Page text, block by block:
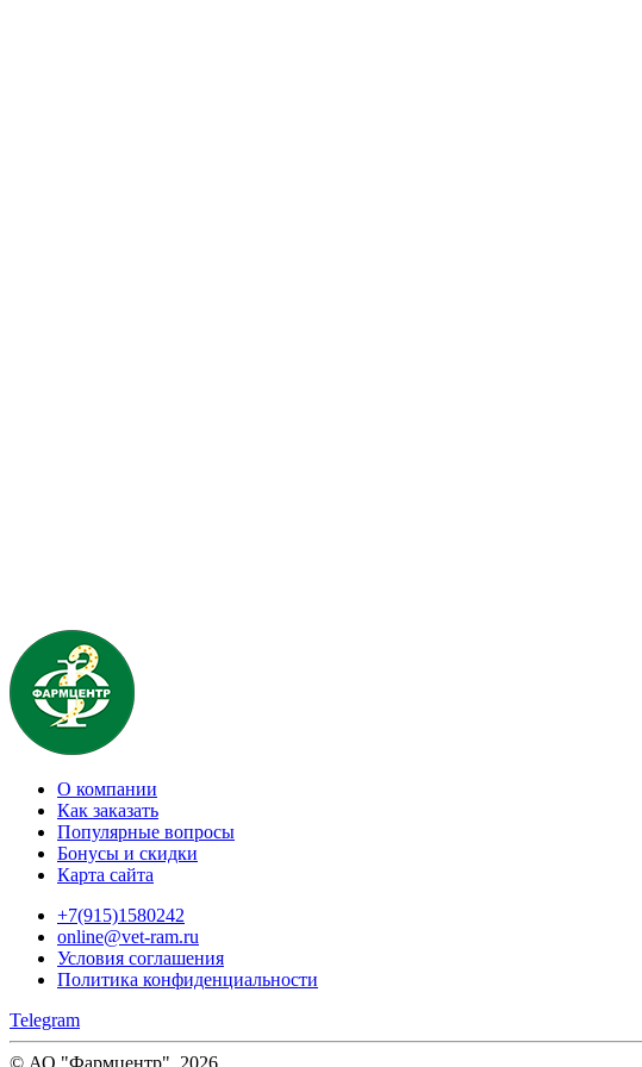
О компании
Как заказать
Популярные вопросы
Бонусы и скидки
Карта сайта
+7(915)1580242
online@vet-ram.ru
Условия соглашения
Политика конфиденциальности
Telegram